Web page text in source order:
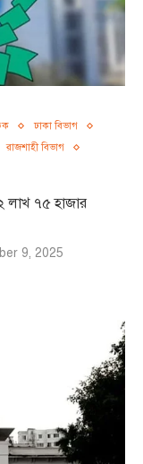
ঢাকা বিভাগ
রাজশাহী বিভাগ
লাখ ৭৫ হাজার
9, 2025